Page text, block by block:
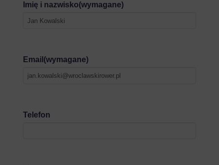
Imię i nazwisko(wymagane)
Email (wymagane)
Telefon